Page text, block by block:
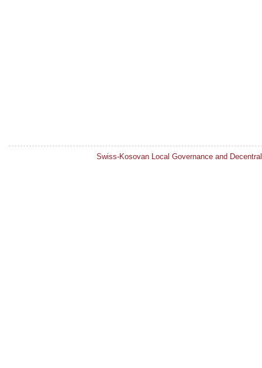
Swiss-Kosovan Local Governance and